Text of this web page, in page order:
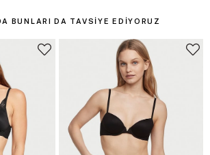
BUNLARI DA TAVSIYE EDIYORUZ